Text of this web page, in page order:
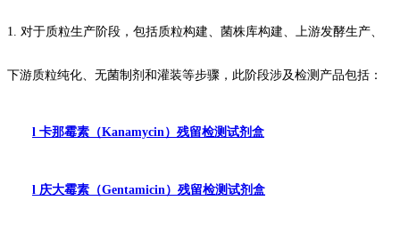
1. 对于质粒生产阶段，包括质粒构建、菌株库构建、上游发酵生产、
下游质粒纯化、无菌制剂和灌装等步骤，此阶段涉及检测产品包括：
l 卡那霉素（Kanamycin）残留检测试剂盒
l 庆大霉素（Gentamicin）残留检测试剂盒